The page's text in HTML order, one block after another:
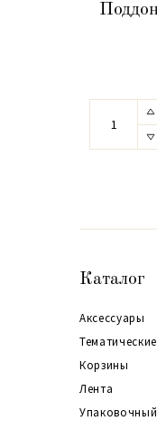
Каталог
Аксессуары
Корзины
Лента